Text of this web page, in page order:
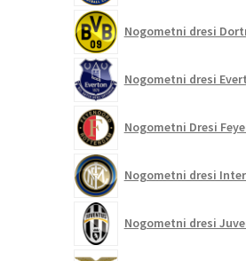
Nogometni dresi
Nogometni dresi
Nogometni Dresi
Nogometni dresi
Nogometni dresi